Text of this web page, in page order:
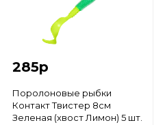
285р
Поролоновые рыбки
Контакт Твистер 8см
Зеленая (хвост Лимон) 5 шт.